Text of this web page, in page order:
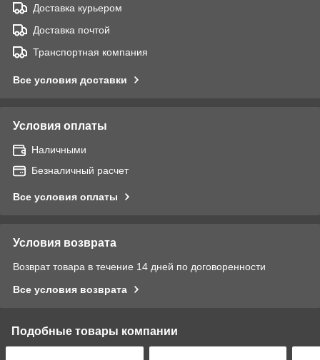
Доставка курьером
Доставка почтой
Транспортная компания
Все условия доставки
Условия оплаты
Наличными
Безналичный расчет
Все условия оплаты
Условия возврата
Возврат товара в течение 14 дней по договоренности
Все условия возврата
Подобные товары компании